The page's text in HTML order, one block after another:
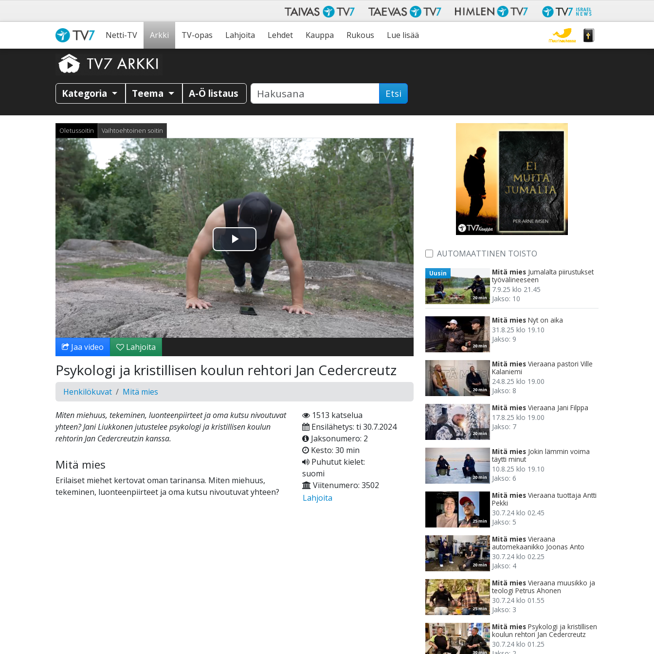
Netti-TV Arkki TV-opas Lahjoita Lehdet Kauppa Rukous Lue lisää
Kategoria Teema A-Ö listaus Etsi
Oletussoitin Vaihtoehtoinen soitin
Toista
Video
Jaa video Lahjoita
Psykologi ja kristillisen koulun rehtori Jan Cedercreutz
Henkilökuvat Mitä mies
Miten miehuus, tekeminen, luonteenpiirteet ja oma kutsu nivoutuvat
yhteen? Jani Liukkonen jutustelee psykologi ja kristillisen koulun
rehtorin Jan Cedercreutzin kanssa.
Mitä mies
Erilaiset miehet kertovat oman tarinansa. Miten miehuus,
tekeminen, luonteenpiirteet ja oma kutsu nivoutuvat yhteen?
1513 katselua
Ensilähetys: ti 30.7.2024
Jaksonumero: 2
Kesto: 30 min
Puhutut kielet:
suomi
Viitenumero: 3502
Lahjoita
AUTOMAATTINEN TOISTO
20 min
Uusin Mitä mies Jumalalta piirustukset
työvälineeseen
7.9.25 klo 21.45
Jakso: 10
20 min
Mitä mies Nyt on aika
31.8.25 klo 19.10
Jakso: 9
20 min
Mitä mies Vieraana pastori Ville
Kalaniemi
24.8.25 klo 19.00
Jakso: 8
20 min
Mitä mies Vieraana Jani Filppa
17.8.25 klo 19.00
Jakso: 7
20 min
Mitä mies Jokin lämmin voima
täytti minut
10.8.25 klo 19.10
Jakso: 6
25 min
Mitä mies Vieraana tuottaja Antti
Pekki
30.7.24 klo 02.45
Jakso: 5
20 min
Mitä mies Vieraana
automekaanikko Joonas Anto
30.7.24 klo 02.25
Jakso: 4
25 min
Mitä mies Vieraana muusikko ja
teologi Petrus Ahonen
30.7.24 klo 01.55
Jakso: 3
30 min
Mitä mies Psykologi ja kristillisen
koulun rehtori Jan Cedercreutz
30.7.24 klo 01.25